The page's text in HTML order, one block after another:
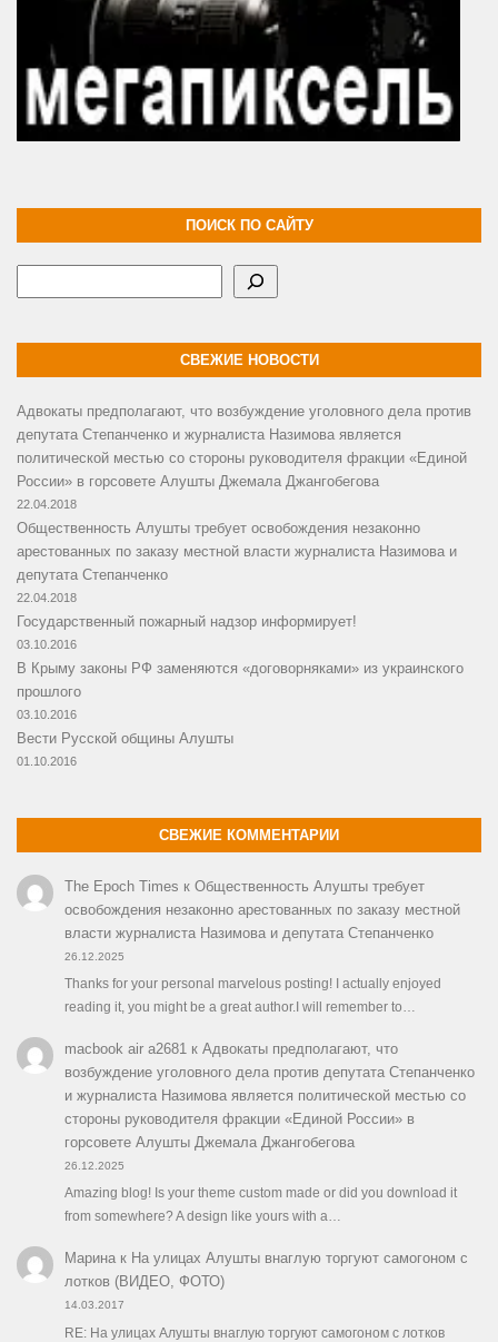
ПОИСК ПО САЙТУ
СВЕЖИЕ НОВОСТИ
Адвокаты предполагают, что возбуждение уголовного дела против
депутата Степанченко и журналиста Назимова является
политической местью со стороны руководителя фракции «Единой
России» в горсовете Алушты Джемала Джангобегова
22.04.2018
Общественность Алушты требует освобождения незаконно
арестованных по заказу местной власти журналиста Назимова и
депутата Степанченко
22.04.2018
Государственный пожарный надзор информирует!
03.10.2016
В Крыму законы РФ заменяются «договорняками» из украинского
прошлого
03.10.2016
Вести Русской общины Алушты
01.10.2016
СВЕЖИЕ КОММЕНТАРИИ
The Epoch Times к Общественность Алушты требует
освобождения незаконно арестованных по заказу местной
власти журналиста Назимова и депутата Степанченко
26.12.2025
Thanks for your personal marvelous posting! I actually enjoyed
reading it, you might be a great author.I will remember to…
macbook air a2681к Адвокаты предполагают, что
возбуждение уголовного дела против депутата Степанченко
и журналиста Назимова является политической местью со
стороны руководителя фракции «Единой России» в
горсовете Алушты Джемала Джангобегова
26.12.2025
Amazing blog! Is your theme custom made or did you download it
from somewhere? A design like yours with a…
Маринак На улицах Алушты внаглую торгуют самогоном с
лотков (ВИДЕО, ФОТО)
14.03.2017
RE: На улицах Алушты внаглую торгуют самогоном с лотков